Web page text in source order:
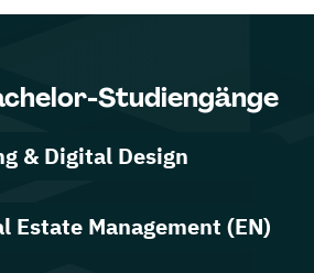
Studiengänge
& Digital Design
Estate Management (EN)